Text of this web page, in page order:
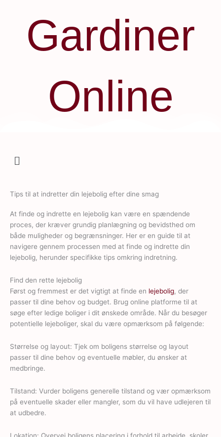
Gardiner
Online
Menu
Tips til at indretter din lejebolig efter dine smag
At finde og indrette en lejebolig kan være en spændende
proces, der kræver grundig planlægning og bevidsthed om
både muligheder og begrænsninger. Her er en guide til at
navigere gennem processen med at finde og indrette din
lejebolig, herunder specifikke tips omkring indretning.
Find den rette lejebolig
Først og fremmest er det vigtigt at finde en lejebolig, der
passer til dine behov og budget. Brug online platforme til at
søge efter ledige boliger i dit ønskede område. Når du besøger
potentielle lejeboliger, skal du være opmærksom på følgende:
Størrelse og layout: Tjek om boligens størrelse og layout
passer til dine behov og eventuelle møbler, du ønsker at
medbringe.
Tilstand: Vurder boligens generelle tilstand og vær opmærksom
på eventuelle skader eller mangler, som du vil have udlejeren til
at udbedre.